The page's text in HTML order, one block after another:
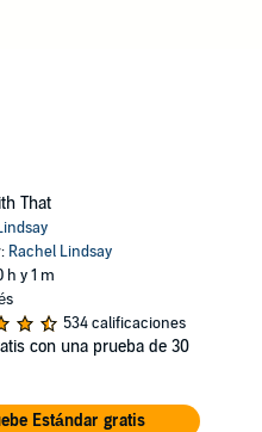
That
Rachel Lindsay
h y 1 m
534 calificaciones
con una prueba de 30
Estándar gratis